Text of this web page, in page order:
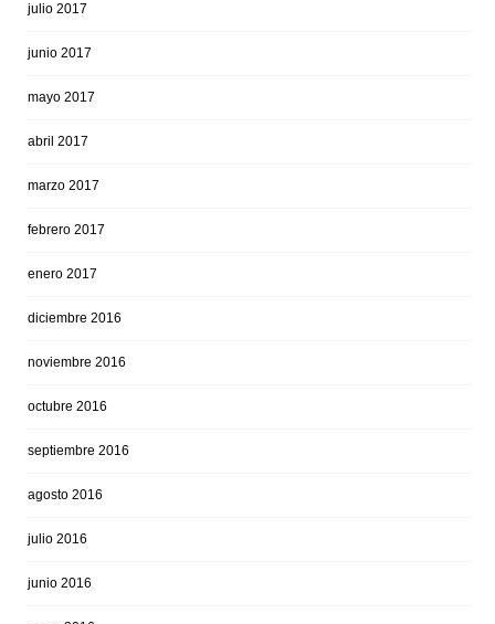
julio 2017
junio 2017
mayo 2017
abril 2017
marzo 2017
febrero 2017
enero 2017
diciembre 2016
noviembre 2016
octubre 2016
septiembre 2016
agosto 2016
julio 2016
junio 2016